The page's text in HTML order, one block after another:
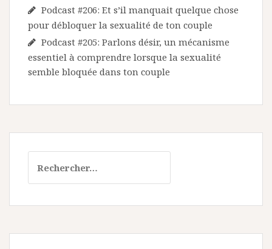
Podcast #206: Et s’il manquait quelque chose
pour débloquer la sexualité de ton couple
Podcast #205: Parlons désir, un mécanisme
essentiel à comprendre lorsque la sexualité
semble bloquée dans ton couple